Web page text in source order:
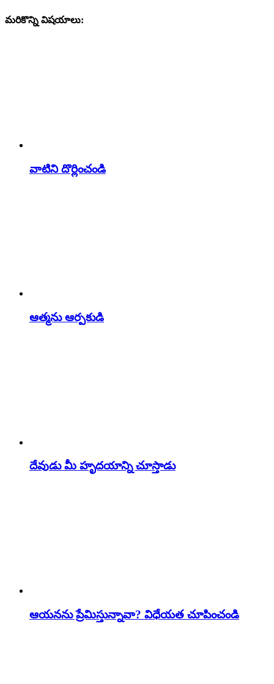
మరికొన్ని విషయాలు:
వాటిని దొర్లించండి
ఆత్మను ఆర్పకుడి
దేవుడు మీ హృదయాన్ని చూస్తాడు
ఆయనను ప్రేమిస్తున్నావా? విధేయత చూపించండి